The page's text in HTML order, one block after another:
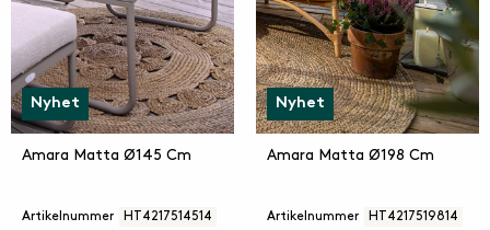
Nyhet
Amara Matta Ø145 Cm
Artikelnummer HT4217514514
Nyhet
Amara Matta Ø198 Cm
Artikelnummer HT4217519814